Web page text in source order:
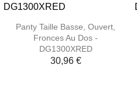
Panty Taille Basse, Ouvert,
Fronces Au Dos -
DG1300XRED
30,96 €